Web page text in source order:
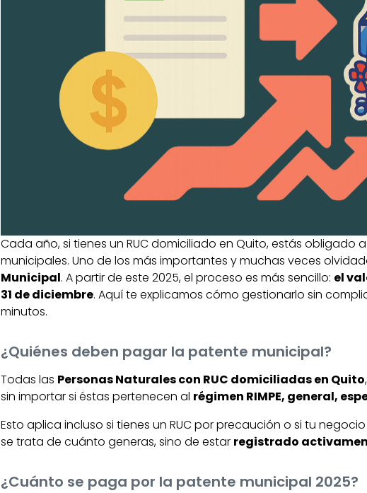
Cada año, si tienes un RUC domiciliado en Quito, estás obligado
municipales. Uno de los más importantes y muchas veces
Municipal. A partir de este 2025, el proceso es más sencillo: el
31 de diciembre. Aquí te explicamos cómo gestionarlo sin
minutos.
¿Quiénes deben pagar la patente municipal?
Todas las Personas Naturales con RUC domiciliadas en Quito
sin importar si éstas pertenecen al régimen RIMPE, general,
Esto aplica incluso si tienes un RUC por precaución o si tu
se trata de cuánto generas, sino de estar registrado
¿Cuánto se paga por la patente municipal 2025?